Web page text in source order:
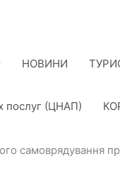
НОВИНИ
послуг (ЦНАП)
самоврядування